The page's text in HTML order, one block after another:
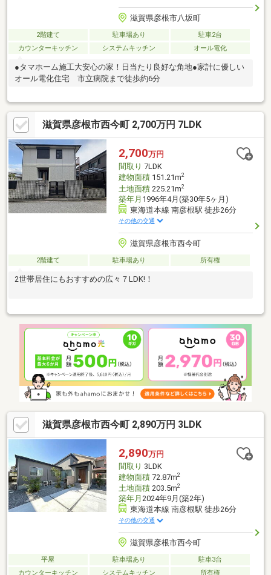
滋賀県彦根市八坂町
2階建て 駐車場あり
駐車2台
カウンターキッチン
システムキッチン オール電化
●タマホーム施工大安心の家！日当たり良好な角地●家計に優しい
オール電化住宅 市立病院まで徒歩約6分
滋賀県彦根市西今町 2,700万円 7LDK
2,700万円
間取り 7LDK
建物面積151.21m2
土地面積225.21m2
築年月 1996年4月(築30年5ヶ月)
東海道本線 南彦根駅 徒歩26分
その他の交通
滋賀県彦根市西今町
2階建て 駐車場あり 所有権
2世帯居住にもおすすめの広々７LDK!！
滋賀県彦根市西今町 2,890万円 3LDK
2,890万円
間取り 3LDK
建物面積72.87m2
土地面積203.5m2
築年月 2024年9月(築2年)
東海道本線 南彦根駅 徒歩26分
その他の交通
滋賀県彦根市西今町
平屋 駐車場あり
駐車3台
カウンターキッチン
システムキッチン 所有権